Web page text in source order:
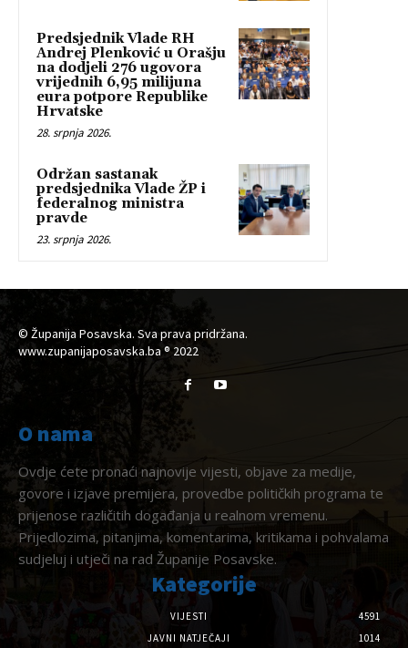
Predsjednik Vlade RH
Andrej Plenković u Orašju
na dodjeli 276 ugovora
vrijednih 6,95 milijuna
eura potpore Republike
Hrvatske
28. srpnja 2026.
Održan sastanak
predsjednika Vlade ŽP i
federalnog ministra
pravde
23. srpnja 2026.
© Županija Posavska. Sva prava pridržana.
www.zupanijaposavska.ba ® 2022
O nama
Ovdje ćete pronaći najnovije vijesti, objave za medije,
govore i izjave premijera, provedbe političkih programa te
prijenose različitih događanja u realnom vremenu.
Prijedlozima, pitanjima, komentarima, kritikama i pohvalama
sudjeluj i utječi na rad Županije Posavske.
Kategorije
VIJESTI
4591
JAVNI NATJEČAJI
1014